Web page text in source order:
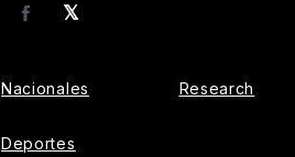
𝕏
Facebook
Nacionales
Deportes
Research